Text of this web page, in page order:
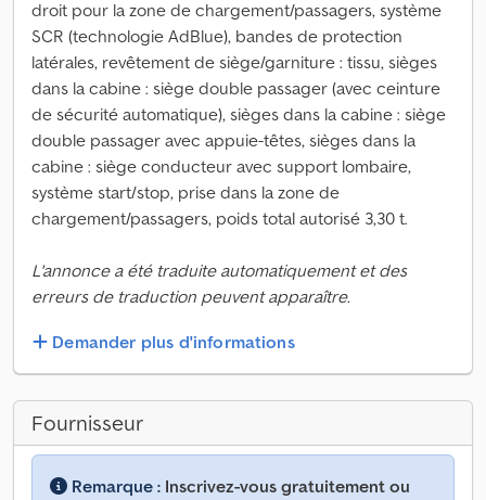
droit pour la zone de chargement/passagers, système
SCR (technologie AdBlue), bandes de protection
latérales, revêtement de siège/garniture : tissu, sièges
dans la cabine : siège double passager (avec ceinture
de sécurité automatique), sièges dans la cabine : siège
double passager avec appuie-têtes, sièges dans la
cabine : siège conducteur avec support lombaire,
système start/stop, prise dans la zone de
chargement/passagers, poids total autorisé 3,30 t.
L'annonce a été traduite automatiquement et des
erreurs de traduction peuvent apparaître.
Demander plus d'informations
Fournisseur
Remarque : Inscrivez-vous gratuitement ou